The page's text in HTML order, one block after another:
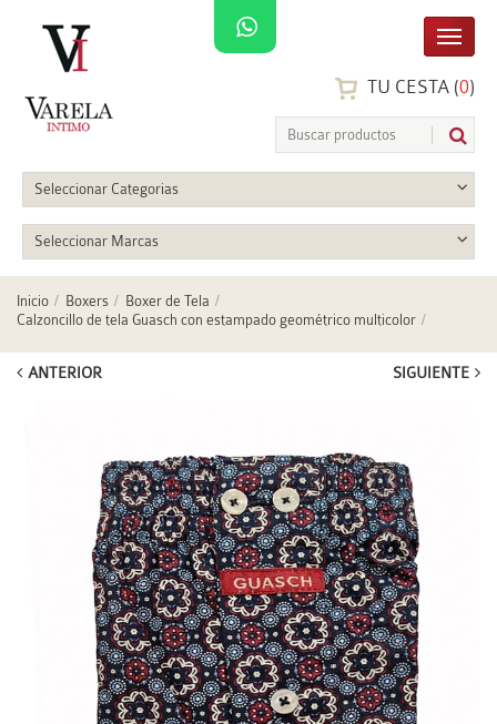
TU CESTA (0)
Seleccionar Categorias
Seleccionar Marcas
Inicio Boxers
Boxer de Tela
Calzoncillo de tela Guasch con estampado geométrico multicolor
ANTERIOR SIGUIENTE